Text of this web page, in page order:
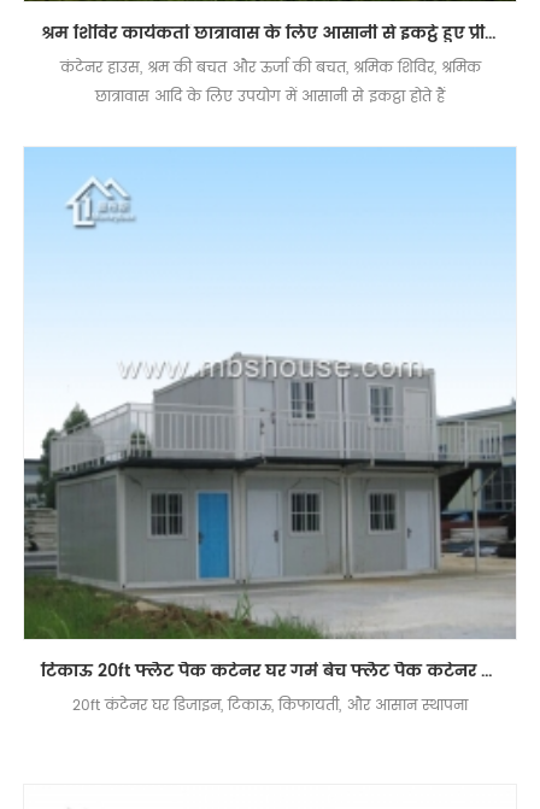
श्रम शिविर कार्यकर्ता छात्रावास के लिए आसानी से इकट्ठे हुए प्रीफैब वियोज्य कंटेनर हाउस
कंटेनर हाउस, श्रम की बचत और ऊर्जा की बचत, श्रमिक शिविर, श्रमिक
छात्रावास आदि के लिए उपयोग में आसानी से इकट्ठा होते हैं
टिकाऊ 20ft फ्लैट पैक कंटेनर घर गर्म बेच फ्लैट पैक कंटेनर घर कीमत
20ft कंटेनर घर डिजाइन, टिकाऊ, किफायती, और आसान स्थापना